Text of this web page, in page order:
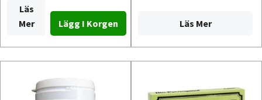
Läs
Mer
Läs Mer